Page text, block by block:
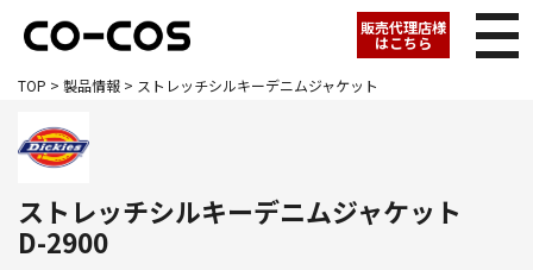
販売代理店様
はこちら
TOP > 製品情報 > ストレッチシルキーデニムジャケット
ストレッチシルキーデニムジャケット
D-2900